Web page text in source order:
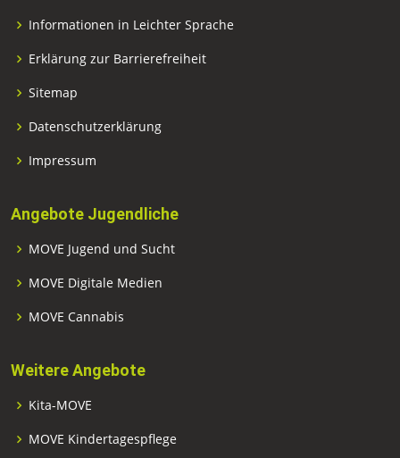
Informationen in Leichter Sprache
Erklärung zur Barrierefreiheit
Sitemap
Datenschutzerklärung
Impressum
Angebote Jugendliche
MOVE Jugend und Sucht
MOVE Digitale Medien
MOVE Cannabis
Weitere Angebote
Kita-MOVE
MOVE Kindertagespflege